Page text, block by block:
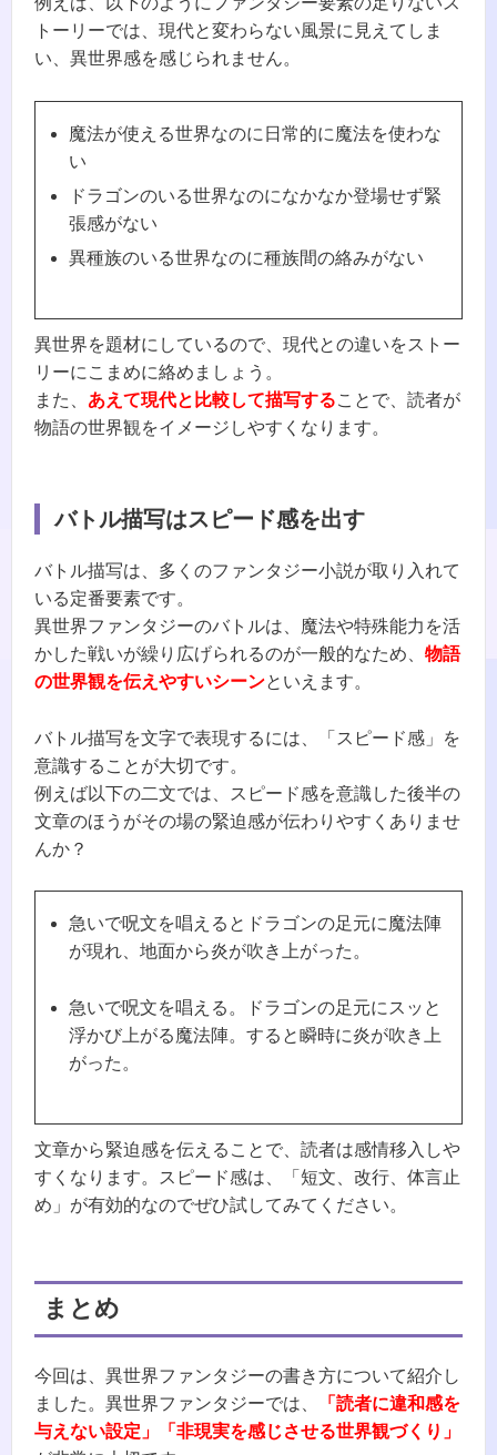
トーリーでは、現代と変わらない風景に見えてしま
い、異世界感を感じられません。
魔法が使える世界なのに日常的に魔法を使わな
い
ドラゴンのいる世界なのになかなか登場せず緊
張感がない
異種族のいる世界なのに種族間の絡みがない
異世界を題材にしているので、現代との違いをストー
リーにこまめに絡めましょう。
また、 あえて現代と比較して描写することで、読者が
物語の世界観をイメージしやすくなります。
バトル描写はスピード感を出す
バトル描写は、多くのファンタジー小説が取り入れて
いる定番要素です。
異世界ファンタジーのバトルは、魔法や特殊能力を活
かした戦いが繰り広げられるのが一般的なため、 物語
の世界観を伝えやすいシーンといえます。
バトル描写を文字で表現するには、「スピード感」を
意識することが大切です。
例えば以下の二文では、スピード感を意識した後半の
文章のほうがその場の緊迫感が伝わりやすくありませ
んか？
急いで呪文を唱えるとドラゴンの足元に魔法陣
が現れ、地面から炎が吹き上がった。
急いで呪文を唱える。ドラゴンの足元にスッと
浮かび上がる魔法陣。すると瞬時に炎が吹き上
がった。
文章から緊迫感を伝えることで、読者は感情移入しや
すくなります。スピード感は、「短文、改行、体言止
め」が有効的なのでぜひ試してみてください。
まとめ
今回は、異世界ファンタジーの書き方について紹介し
ました。異世界ファンタジーでは、
「読者に違和感を
与えない設定」「非現実を感じさせる世界観づくり」